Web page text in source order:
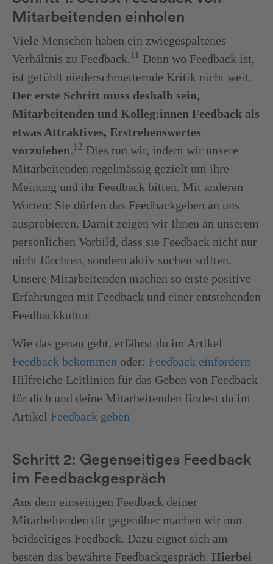
Mitarbeitenden einholen
Viele Menschen haben ein zwiegespaltenes
Verhältnis zu Feedback.11 Denn wo Feedback ist,
ist gefühlt niederschmetternde Kritik nicht weit.
Der erste Schritt muss deshalb sein,
Mitarbeitenden und Kolleg:innen Feedback als
etwas Attraktives, Erstrebenswertes
vorzuleben.12 Dies tun wir, indem wir unsere
Mitarbeitenden regelmässig gezielt um ihre
Meinung und ihr Feedback bitten. Mit anderen
Worten: Sie dürfen das Feedbackgeben an uns
ausprobieren. Damit zeigen wir Ihnen an unserem
persönlichen Vorbild, dass sie Feedback nicht nur
nicht fürchten, sondern aktiv suchen sollten.
Unsere Mitarbeitenden machen so erste positive
Erfahrungen mit Feedback und einer entstehenden
Feedbackkultur.
Wie das genau geht, erfährst du im Artikel
Feedback bekommen oder: Feedback einfordern
Hilfreiche Leitlinien für das Geben von Feedback
für dich und deine Mitarbeitenden findest du im
Artikel Feedback geben
Schritt 2: Gegenseitiges Feedback
im Feedbackgespräch
Aus dem einseitigen Feedback deiner
Mitarbeitenden dir gegenüber machen wir nun
beidseitiges Feedback. Dazu eignet sich am
besten das bewährte Feedbackgespräch. Hierbei